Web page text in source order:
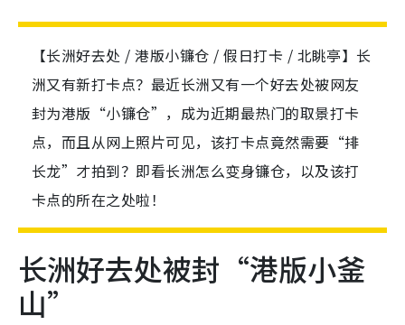
【长洲好去处 / 港版小镰仓 / 假日打卡 / 北眺亭】长
洲又有新打卡点？最近长洲又有一个好去处被网友
封为港版“小镰仓”，成为近期最热门的取景打卡
点，而且从网上照片可见，该打卡点竟然需要“排
长龙”才拍到？即看长洲怎么变身镰仓，以及该打
卡点的所在之处啦！
长洲好去处被封“港版小釜
山”